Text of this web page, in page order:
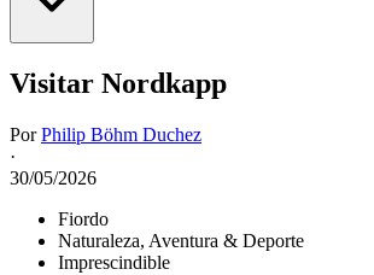
Visitar Nordkapp
PorPhilip Böhm Duchez
·
30/05/2026
Fiordo
Naturaleza, Aventura & Deporte
Imprescindible